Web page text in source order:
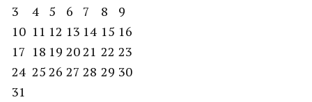
3
4 5 6 7 8
9
10 11 12 13 14 15 16
17 18 19 2021 22 23
24 25 26 27 28 29 30
31